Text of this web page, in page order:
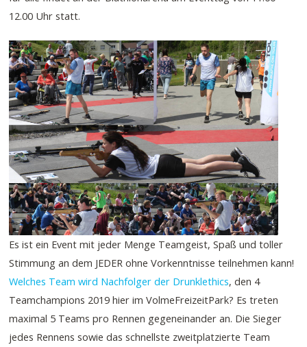
12.00 Uhr statt.
Es ist ein Event mit jeder Menge Teamgeist, Spaß und toller
Stimmung an dem JEDER ohne Vorkenntnisse teilnehmen kann!
Welches Team wird Nachfolger der Drunklethics, den 4
Teamchampions 2019 hier im VolmeFreizeitPark? Es treten
maximal 5 Teams pro Rennen gegeneinander an. Die Sieger
jedes Rennens sowie das schnellste zweitplatzierte Team